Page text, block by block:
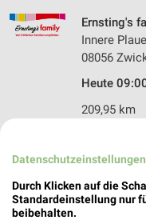
Ernsting's
Innere
08056
Heute
209,95 km
Ernsting's
08412
Datenschutzeinstellungen
Durch Klicken auf die
Standardeinstellung nur
beibehalten.